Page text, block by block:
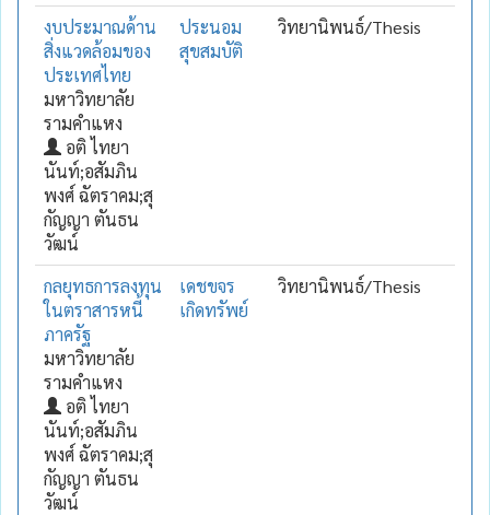
งบประมาณด้าน
สิ่งแวดล้อมของ
ประเทศไทย
มหาวิทยาลัย
รามคำแหง
อติ ไทยา
นันท์;อสัมภิน
พงศ์ ฉัตราคม;สุ
กัญญา ตันธน
วัฒน์
ประนอม
สุขสมบัติ
วิทยานิพนธ์/Thesis
กลยุทธการลงทุน
ในตราสารหนี้
ภาครัฐ
มหาวิทยาลัย
รามคำแหง
อติ ไทยา
นันท์;อสัมภิน
พงศ์ ฉัตราคม;สุ
กัญญา ตันธน
วัฒน์
เดชขจร
เกิดทรัพย์
วิทยานิพนธ์/Thesis